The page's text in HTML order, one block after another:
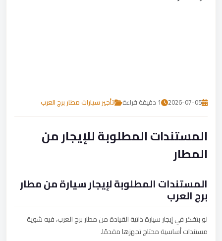
احجز الآن
2026-07-05 1 دقيقة قراءة تأجير سيارات مطار برج العرب
المستندات المطلوبة للإيجار من
المطار
المستندات المطلوبة لإيجار سيارة من مطار
برج العرب
لو بتفكر في إيجار سيارة ذاتية القيادة من مطار برج العرب، فيه شوية
مستندات أساسية محتاج تجهزها مقدمًا.